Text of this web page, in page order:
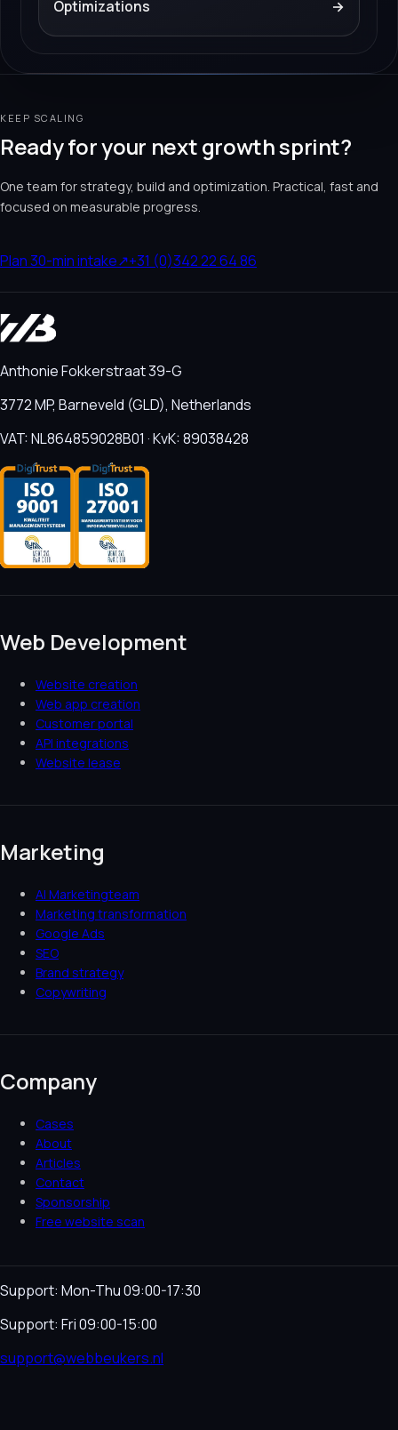
Optimizations →
KEEP SCALING
Ready for your next growth sprint?
One team for strategy, build and optimization. Practical, fast and
focused on measurable progress.
Plan 30-min intake↗+31 (0)342 22 64 86
Anthonie Fokkerstraat 39-G
3772 MP, Barneveld (GLD), Netherlands
VAT: NL864859028B01 · KvK: 89038428
Web Development
Website creation
Web app creation
Customer portal
API integrations
Website lease
Marketing
AI Marketingteam
Marketing transformation
Google Ads
SEO
Brand strategy
Copywriting
Company
Cases
About
Articles
Contact
Sponsorship
Free website scan
Support: Mon-Thu 09:00-17:30
Support: Fri 09:00-15:00
support@webbeukers.nl